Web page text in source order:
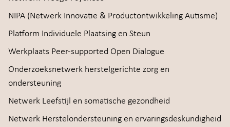
NIPA (Netwerk Innovatie & Productontwikkeling Autisme)
Platform Individuele Plaatsing en Steun
Werkplaats Peer-supported Open Dialogue
Onderzoeksnetwerk herstelgerichte zorg en
ondersteuning
Netwerk Leefstijl en somatische gezondheid
Netwerk Herstelondersteuning en ervaringsdeskundigheid